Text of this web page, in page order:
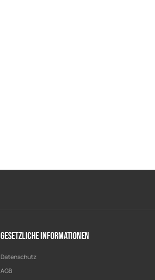
Gesetzliche Informationen
Datenschutz
AGB